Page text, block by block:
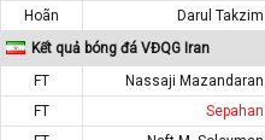
Hoãn
Darul Takzim
Kết quả bóng đá VĐQG Iran
FT
Nassaji Mazandaran
FT
Sepahan